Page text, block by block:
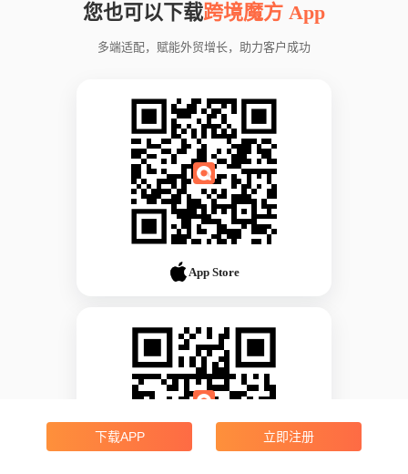
您也可以下载跨境魔方 App
多端适配，赋能外贸增长，助力客户成功
App Store
下载APP 立即注册